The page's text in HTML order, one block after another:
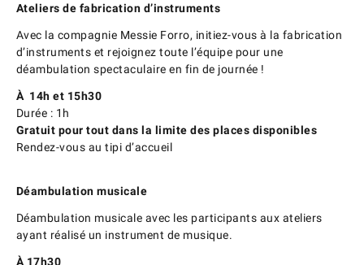
Ateliers de fabrication d’instruments
Avec la compagnie Messie Forro, initiez-vous à la fabrication
d’instruments et rejoignez toute l’équipe pour une
déambulation spectaculaire en fin de journée !
À 14h et 15h30
Durée : 1h
Gratuit pour tout dans la limite des places disponibles
Rendez-vous au tipi d’accueil
Déambulation musicale
Déambulation musicale avec les participants aux ateliers
ayant réalisé un instrument de musique.
À 17h30